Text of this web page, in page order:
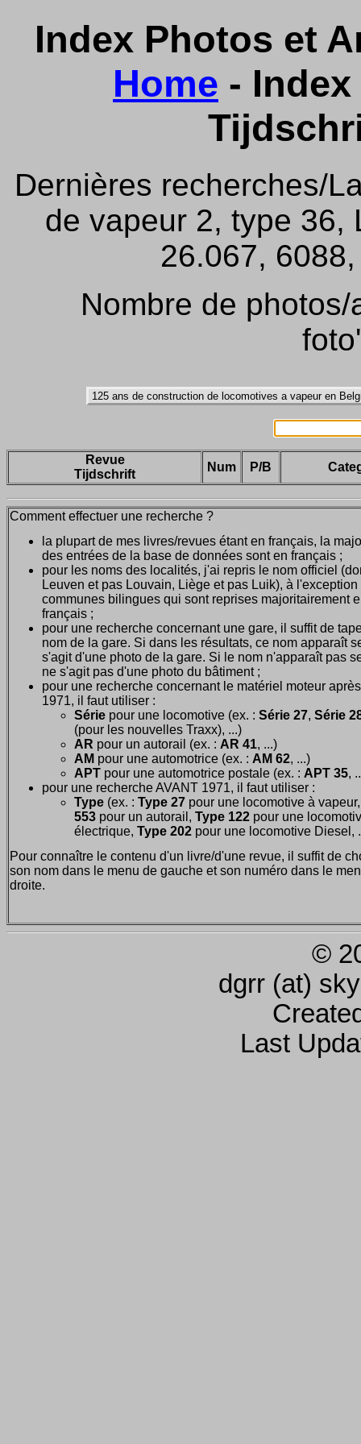
Index Photos et
Home -
Dernières recherches/
de vapeur 2, type 36,
26.067,
Nombre de
Revue
Tijdschrift
Num P/B
Comment effectuer une recherche ?
la plupart de mes livres/revues étant en français, la
des entrées de la base de données sont en français ;
pour les noms des localités, j'ai repris le nom officiel
Leuven et pas Louvain, Liège et pas Luik), à l'exception
communes bilingues qui sont reprises majoritairement
français ;
pour une recherche concernant une gare, il suffit de
nom de la gare. Si dans les résultats, ce nom apparaît
s'agit d'une photo de la gare. Si le nom n'apparaît pas
ne s'agit pas d'une photo du bâtiment ;
pour une recherche concernant le matériel moteur après
1971, il faut utiliser :
Série pour une locomotive (ex. : Série 27, Série
(pour les nouvelles Traxx), ...)
AR pour un autorail (ex. : AR 41, ...)
AM pour une automotrice (ex. : AM 62, ...)
APT pour une automotrice postale (ex. : APT 35,
pour une recherche AVANT 1971, il faut utiliser :
Type (ex. : Type 27 pour une locomotive à
553 pour un autorail, Type 122 pour une
électrique, Type 202 pour une locomotive Diesel,
Pour connaître le contenu d'un livre/d'une revue, il suffit de
son nom dans le menu de gauche et son numéro dans le
droite.
©
dgrr (at)
Last